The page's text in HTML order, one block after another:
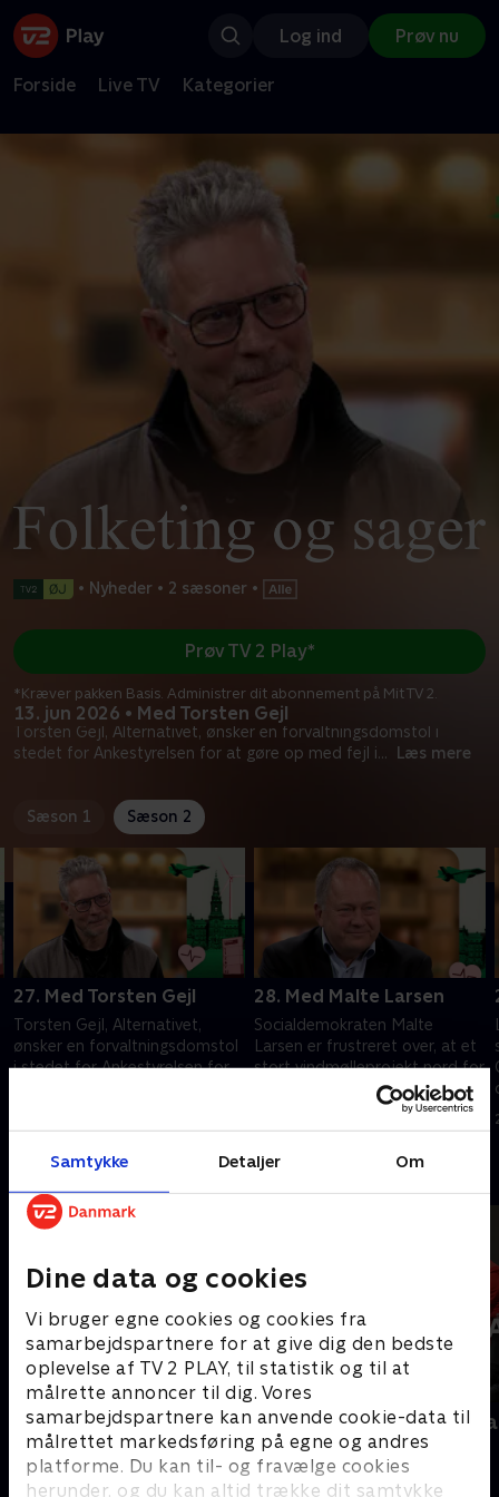
Samtykke Detaljer Om
Dine data og cookies
Vi bruger egne cookies og cookies fra
samarbejdspartnere for at give dig den bedste
oplevelse af TV 2 PLAY, til statistik og til at
målrette annoncer til dig. Vores
samarbejdspartnere kan anvende cookie-data til
målrettet markedsføring på egne og andres
platforme. Du kan til- og fravælge cookies
herunder, og du kan altid trække dit samtykke
Log ind Prøv nu
Forside Live TV Kategorier
• Nyheder • 2 sæsoner •
13. jun 2026 • Med Torsten Gejl
Torsten Gejl, Alternativet, ønsker en forvaltningsdomstol i
stedet for Ankestyrelsen for at gøre op med fejl i... Læs mere
Prøv TV 2 Play*
*Kræver pakken Basis. Administrer dit abonnement på Mit TV 2.
Sæson 1 Sæson 2
27. Med Torsten Gejl
Torsten Gejl, Alternativet,
ønsker en forvaltningsdomstol
i stedet for Ankestyrelsen for
personsager.
28. Med Malte Larsen
Socialdemokraten Malte
Larsen er frustreret over, at et
stort vindmølleprojekt nord for
Randers er blevet nedstemt i
Andre så også
Interview med dronning Margrethe
- 100-året for Genforeningen
2020 • Nyheder • 38 min
Nyheder